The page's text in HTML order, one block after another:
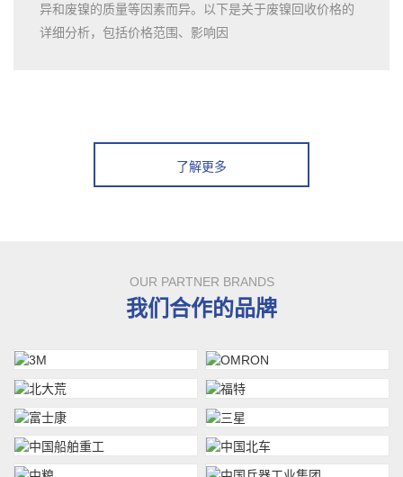
异和废镍的质量等因素而异。以下是关于废镍回收价格的
详细分析，包括价格范围、影响因
了解更多
OUR PARTNER BRANDS
我们合作的品牌